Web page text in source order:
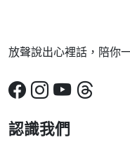
放聲說出心裡話，陪你
認識我們